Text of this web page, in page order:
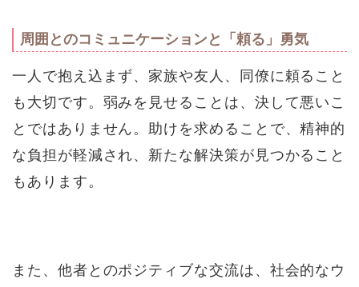
周囲とのコミュニケーションと「頼る」勇気
一人で抱え込まず、家族や友人、同僚に頼ること
も大切です。弱みを見せることは、決して悪いこ
とではありません。助けを求めることで、精神的
な負担が軽減され、新たな解決策が見つかること
もあります。
また、他者とのポジティブな交流は、社会的なウ